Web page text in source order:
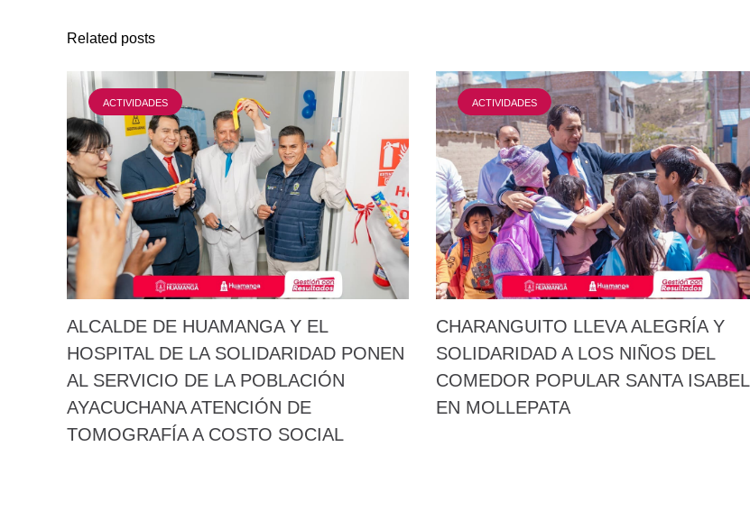
Related posts
ACTIVIDADES
ALCALDE DE HUAMANGA Y EL
HOSPITAL DE LA SOLIDARIDAD PONEN
AL SERVICIO DE LA POBLACIÓN
AYACUCHANA ATENCIÓN DE
TOMOGRAFÍA A COSTO SOCIAL
ACTIVIDADES
CHARANGUITO LLEVA ALEGRÍA Y
SOLIDARIDAD A LOS NIÑOS DEL
COMEDOR POPULAR SANTA ISABEL
EN MOLLEPATA